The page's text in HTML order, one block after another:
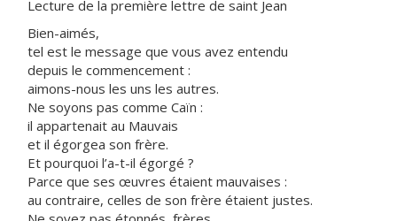
Lecture de la première lettre de saint Jean
Bien-aimés,
tel est le message que vous avez entendu
depuis le commencement :
aimons-nous les uns les autres.
Ne soyons pas comme Caïn :
il appartenait au Mauvais
et il égorgea son frère.
Et pourquoi l’a-t-il égorgé ?
Parce que ses œuvres étaient mauvaises :
au contraire, celles de son frère étaient justes.